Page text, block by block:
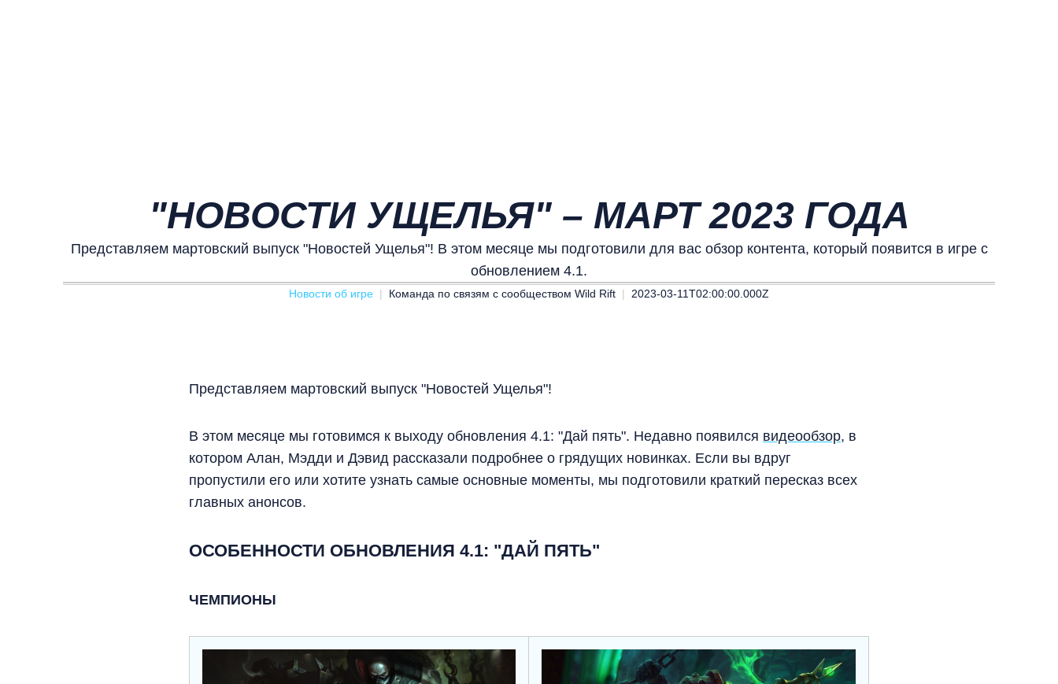
"НОВОСТИ УЩЕЛЬЯ" – МАРТ 2023 ГОДА
Представляем мартовский выпуск "Новостей Ущелья"! В этом месяце мы подготовили для вас обзор контента, который появится в игре с
обновлением 4.1.
Новости об игре Команда по связям с сообществом Wild Rift 2023-03-11T02:00:00.000Z
Представляем мартовский выпуск "Новостей Ущелья"!
В этом месяце мы готовимся к выходу обновления 4.1: "Дай пять". Недавно появился видеообзор, в
котором Алан, Мэдди и Дэвид рассказали подробнее о грядущих новинках. Если вы вдруг
пропустили его или хотите узнать самые основные моменты, мы подготовили краткий пересказ всех
главных анонсов.
ОСОБЕННОСТИ ОБНОВЛЕНИЯ 4.1: "ДАЙ ПЯТЬ"
ЧЕМПИОНЫ